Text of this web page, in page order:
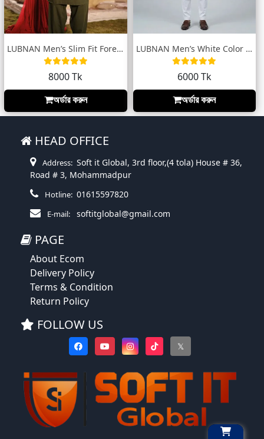
LUBNAN Men’s Slim Fit Forest Green color...
8000 Tk
অর্ডার করুন
LUBNAN Men’s White Color Slim Fit Premiu...
6000 Tk
অর্ডার করুন
HEAD OFFICE
Address: Soft it Global, 3rd floor,(4 tola) House # 36,
Road # 3, Mohammadpur
Hotline: 01615597820
E-mail: softitglobal@gmail.com
PAGE
About Ecom
Delivery Policy
Terms & Condition
Return Policy
FOLLOW US
𝕏